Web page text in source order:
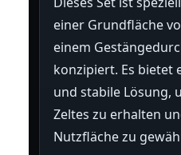
einer Grundfläche
einem
konzipiert. Es bietet
und stabile Lösung,
Zeltes zu erhalten
Nutzfläche zu